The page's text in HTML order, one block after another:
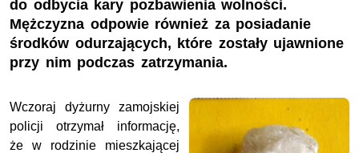
do odbycia kary pozbawienia wolności.
Mężczyzna odpowie również za posiadanie
środków odurzających, które zostały ujawnione
przy nim podczas zatrzymania.
Wczoraj dyżurny zamojskiej
policji otrzymał informację,
że w rodzinie mieszkającej